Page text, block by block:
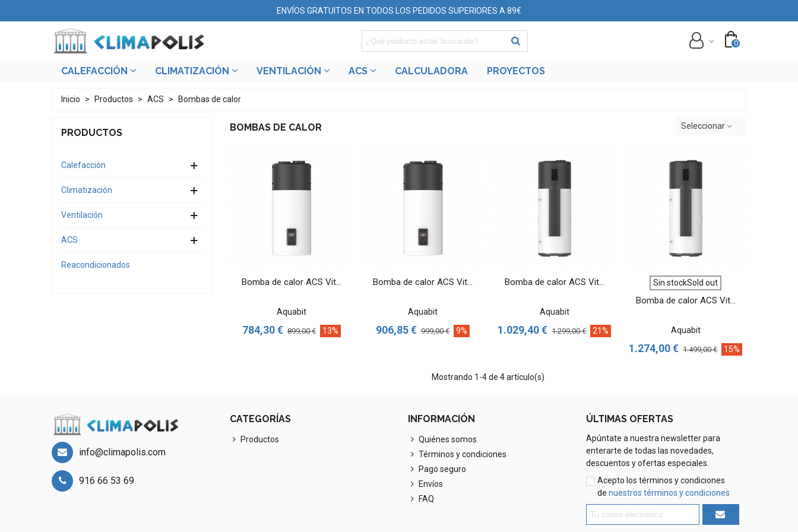
ENVÍOS GRATUITOS EN TODOS LOS PEDIDOS SUPERIORES A 89€
0
CALEFACCIÓN CLIMATIZACIÓN VENTILACIÓN ACS CALCULADORA PROYECTOS
Inicio > Productos > ACS > Bombas de calor
PRODUCTOS
Calefacción
Climatización
Ventilación
ACS
Reacondicionados
BOMBAS DE CALOR Seleccionar
VER MÁS
Bomba de calor ACS Vit...
Aquabit
784,30 € 899,00 € 13%
VER MÁS
Bomba de calor ACS Vit...
Aquabit
906,85 € 999,00 € 9%
VER MÁS
Bomba de calor ACS Vit...
Aquabit
1.029,40 € 1.299,00 € 21%
VER MÁS
Sin stockSold out
Bomba de calor ACS Vit...
Aquabit
1.274,00 € 1.499,00 € 15%
Mostrando 1 -4 de 4 artículo(s)
info@climapolis.com
916 66 53 69
CATEGORÍAS
Productos
INFORMACIÓN
Quiénes somos
Términos y condiciones
Pago seguro
Envíos
FAQ
ÚLTIMAS OFERTAS
Apúntate a nuestra newsletter para
enterarte de todas las novedades,
descuentos y ofertas especiales.
Acepto los términos y condiciones
de nuestros términos y condiciones